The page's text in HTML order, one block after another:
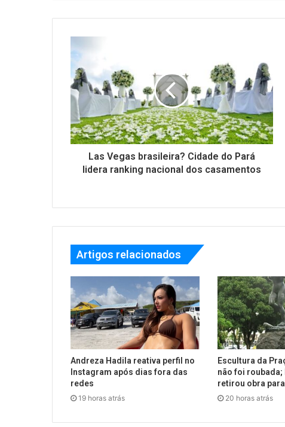
Las Vegas brasileira? Cidade do Pará
lidera ranking nacional dos casamentos
Artigos relacionados
Andreza Hadila reativa perfil no
Instagram após dias fora das
redes
19 horas atrás
Escultura da
não foi roubada;
retirou obra
20 horas atrás